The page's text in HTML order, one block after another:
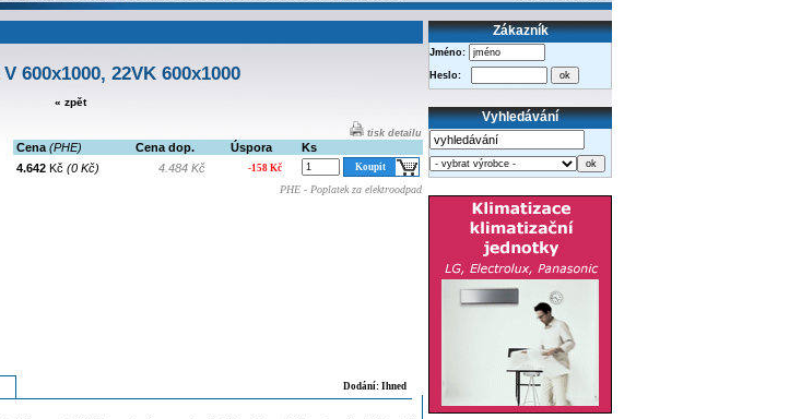
600x1000, 22VK 600x1000
« zpět
tisk detailu
Cena (PHE) Cena dop. Úspora
Ks
4.642 Kč (0 Kč) 4.484 Kč -158 Kč
PHE - Poplatek za elektroodpad
Dodání: Ihned
Zákazník
Jméno:
Heslo:
Vyhledávání